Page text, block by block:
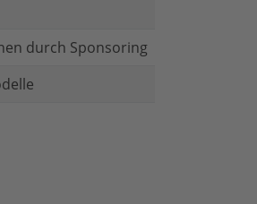
durch Sponsoring